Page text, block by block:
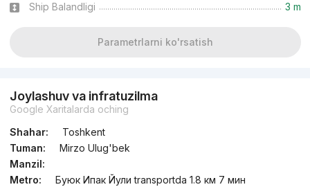
Ship Balandligi 3 m
Parametrlarni ko'rsatish
Joylashuv va infratuzilma
Google Xaritalarda oching
Shahar:
Toshkent
Tuman:
Mirzo Ulug'bek
Manzil:
Metro:
Буюк Ипак Йули transportda 1.8 км 7 мин